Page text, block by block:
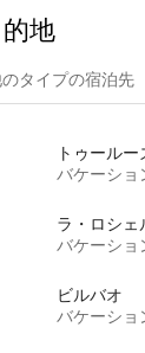
地
タ⁠イ⁠プ⁠の宿⁠泊⁠先
トゥールー
バケーショ
ラ・ロシェ
バケーショ
ビルバオ
バケーショ